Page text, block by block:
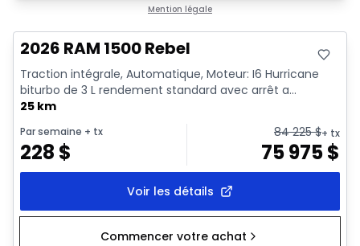
Mention légale
2026 RAM 1500 Rebel
Traction intégrale, Automatique, Moteur: I6 Hurricane
biturbo de 3 L rendement standard avec arrêt a...
25 km
Par semaine + tx
228 $
84 225$+ tx
75 975$
Voir les détails
Commencer votre achat